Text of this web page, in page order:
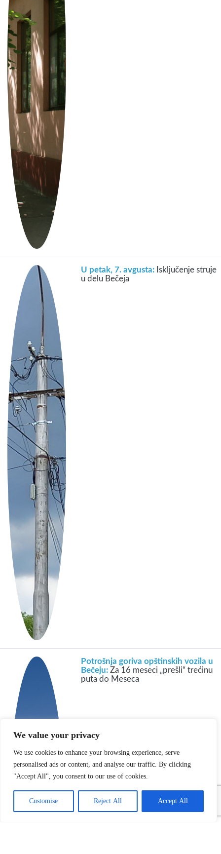
We value your privacy
We use cookies to enhance your browsing experience, serve
personalised ads or content, and analyse our traffic. By clicking
"Accept All", you consent to our use of cookies.
Customise Reject All Accept All
U petak, 7. avgusta: Isključenje struje
u delu Bečeja
Potrošnja goriva opštinskih vozila u
Bečeju:Za 16 meseci „prešli“ trećinu
puta do Meseca